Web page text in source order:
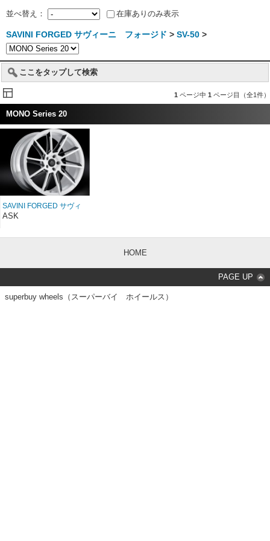
並べ替え： 在庫ありのみ表示
SAVINI FORGED サヴィーニ フォージド > SV-50 >
ここをタップして検索
1 ページ中 1 ページ目（全1件）
MONO Series 20
SAVINI FORGED サヴィ
ーニ フォージド
ASK
HOME
PAGE UP
superbuy wheels（スーパーバイ ホイールス）